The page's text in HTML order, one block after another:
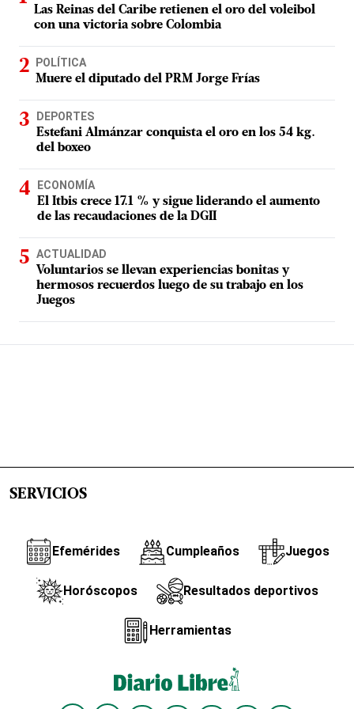
Las Reinas del Caribe retienen el oro del voleibol
con una victoria sobre Colombia
POLÍTICA
Muere el diputado del PRM Jorge Frías
DEPORTES
Estefani Almánzar conquista el oro en los 54 kg.
del boxeo
ECONOMÍA
El Itbis crece 17.1 % y sigue liderando el aumento
de las recaudaciones de la DGII
ACTUALIDAD
Voluntarios se llevan experiencias bonitas y
hermosos recuerdos luego de su trabajo en los
Juegos
SERVICIOS
Efemérides Cumpleaños Juegos
Horóscopos Resultados deportivos
Herramientas